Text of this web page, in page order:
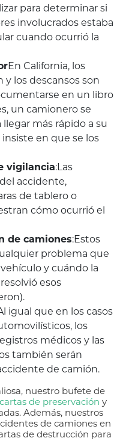
para determinar si
involucrados estaba
cuando ocurrió la
En California, los
los descansos son
en un libro
un camionero se
llegar más rápido a su
en que se los
vigilancia:Las
accidente,
de tablero o
cómo ocurrió el
de camiones:Estos
problema que
y cuándo la
esos
igual que en los casos
los
médicos y las
también serán
de camión.
nuestro bufete de
cartas de preservación y
Además, nuestros
de camiones en
de destrucción para